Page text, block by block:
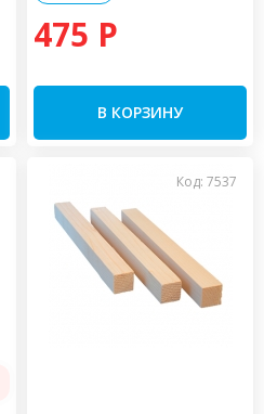
475 P
В КОРЗИНУ
Код: 7537